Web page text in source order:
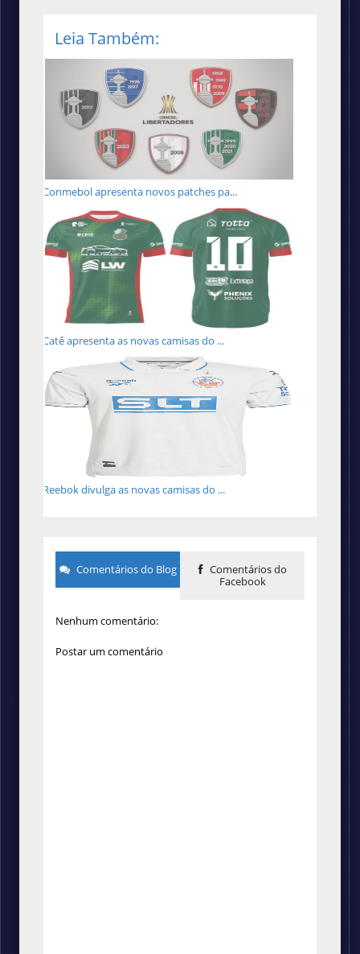
Leia Também:
Conmebol apresenta novos patches pa...
Catê apresenta as novas camisas do ...
Reebok divulga as novas camisas do ...
Comentários do Blog
Comentários do
Facebook
Nenhum comentário:
Postar um comentário